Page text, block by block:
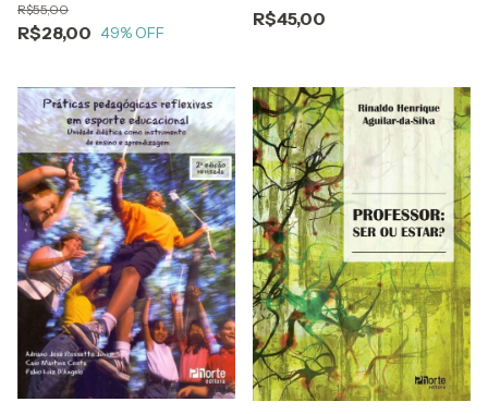
humanístico
R$28,00
R$55,00
49% OFF
R$45,00